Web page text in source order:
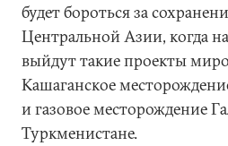
будет бороться за
Центральной Азии, когда
выйдут такие проекты
Кашаганское
и газовое месторождение
Туркменистане.